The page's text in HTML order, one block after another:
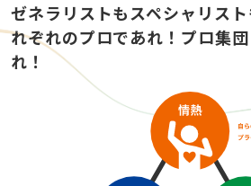
ゼネラリストもスペシャリス
れぞれのプロであれ！プロ集
れ！